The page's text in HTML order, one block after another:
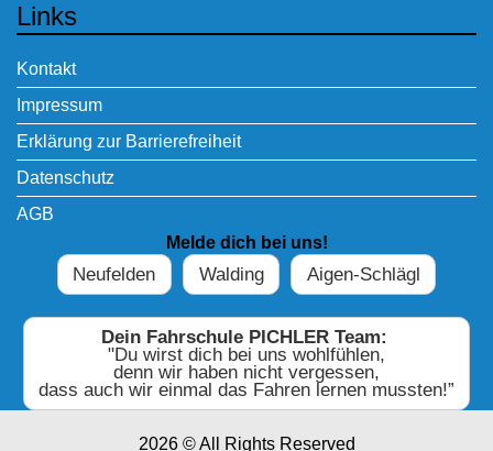
Links
Kontakt
Impressum
Erklärung zur Barrierefreiheit
Datenschutz
AGB
Melde dich bei uns!
Neufelden Walding Aigen-Schlägl
Dein Fahrschule PICHLER Team:
"Du wirst dich bei uns wohlfühlen,
denn wir haben nicht vergessen,
dass auch wir einmal das Fahren lernen mussten!”
2026 © All Rights Reserved